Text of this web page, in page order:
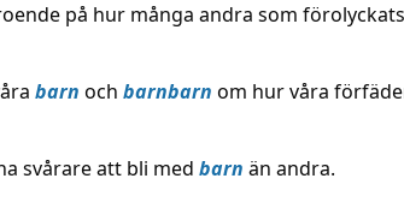
på hur många andra som förolyckats
barn och barnbarn om hur våra
svårare att bli med barn än andra.